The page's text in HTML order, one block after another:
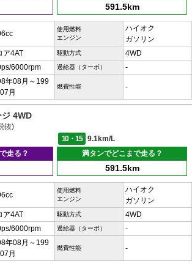
591.5km
使用燃料
エンジン
ハイオク
ガソリン
ア4AT 駆動方式 4WD
6000rpm 過給器（ターボ） -
年08月～199
月
燃費性能 -
4WD
抜)
10・15
9.1km/L
走る？
満タンでどこまで走る？
591.5km
使用燃料
エンジン
ハイオク
ガソリン
ア4AT 駆動方式 4WD
6000rpm 過給器（ターボ） -
年08月～199
月
燃費性能 -